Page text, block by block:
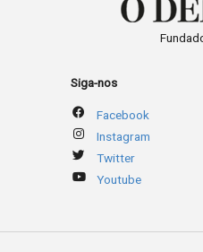
Siga-nos
Facebook
Instagram
Twitter
Youtube